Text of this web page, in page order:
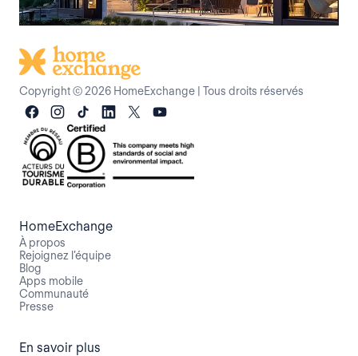
Copyright © 2026 HomeExchange Tous droits réservés
HomeExchange
À propos
Rejoignez l’équipe
Blog
Apps mobile
Communauté
Presse
En savoir plus